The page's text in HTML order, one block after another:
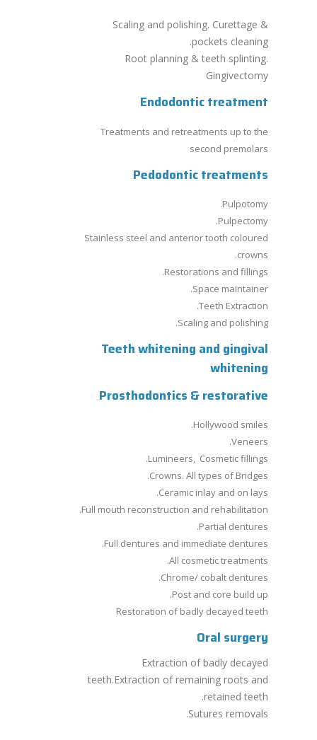
Prosthodontics & restorative
Teeth whitening and gingival
whitening
Endodontic treatment
Pedodontic treatments
Scaling and polishing. Curettage &
pockets cleaning.
Root planning & teeth splinting.
Gingivectomy
Hollywood smiles.
Veneers.
Lumineers, Cosmetic fillings.
Crowns. All types of Bridges.
Ceramic inlay and on lays.
Full mouth reconstruction and rehabilitation.
Partial dentures.
Full dentures and immediate dentures.
All cosmetic treatments.
Chrome/ cobalt dentures.
Post and core build up.
Restoration of badly decayed teeth
Treatments and retreatments up to the
second premolars
Pulpotomy.
Pulpectomy.
Stainless steel and anterior tooth coloured
crowns.
Restorations and fillings.
Space maintainer.
Teeth Extraction.
Scaling and polishing.
Extraction of badly decayed
teeth.Extraction of remaining roots and
retained teeth.
Sutures removals.
Oral surgery